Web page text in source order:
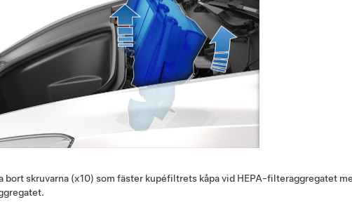
bort skruvarna (x10) som fäster kupéfiltrets kåpa vid HEPA-filteraggregatet